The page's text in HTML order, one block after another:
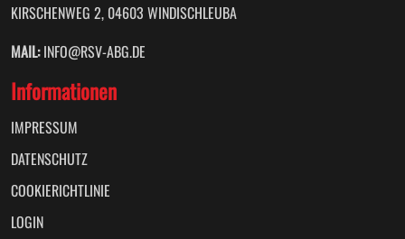
KIRSCHENWEG 2, 04603 WINDISCHLEUBA
MAIL:INFO@RSV-ABG.DE
Informationen
IMPRESSUM
DATENSCHUTZ
COOKIERICHTLINIE
LOGIN